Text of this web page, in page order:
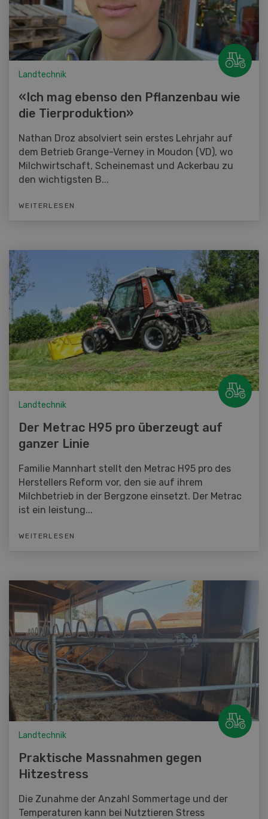
Landtechnik
«Ich mag ebenso den Pflanzenbau wie
die Tierproduktion»
Nathan Droz absolviert sein erstes Lehrjahr auf
dem Betrieb Grange-Verney in Moudon (VD), wo
Milchwirtschaft, Scheinemast und Ackerbau zu
den wichtigsten B...
WEITERLESEN
Landtechnik
Der Metrac H95 pro überzeugt auf
ganzer Linie
Familie Mannhart stellt den Metrac H95 pro des
Herstellers Reform vor, den sie auf ihrem
Milchbetrieb in der Bergzone einsetzt. Der Metrac
ist ein leistung...
WEITERLESEN
Landtechnik
Praktische Massnahmen gegen
Hitzestress
Die Zunahme der Anzahl Sommertage und der
Temperaturen kann bei Nutztieren Stress